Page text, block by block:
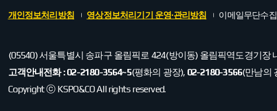
개인정보처리방침 영상정보처리기기 운영·관리방침 이메일무단수
(05540) 서울특별시 송파구 올림픽로 424(방이동) 올림픽역도경기장
고객안내전화 :02-2180-3564~5(평화의 광장), 02-2180-3566(만남의
Copyright ⓒ KSPO&CO All rights reserved.